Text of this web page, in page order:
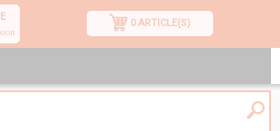
0 ARTICLE(S)